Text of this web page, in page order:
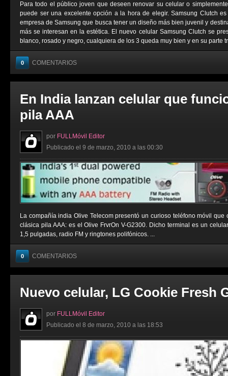
Para todo el público joven que deseen renovar su celular o
puede ser una excelente opción a la hora de elegir. Samsung Clutch
empresa de Samsung que busca tener un diseño más bien juvenil y
más se interesan en la estética. El nuevo celular Samsung Clutch se
blanco, rosado y negro, cualquiera de los 3 queda muy bien y en su parte
0 COMENTARIOS
En India lanzan celular que
pila AAA
por FULLMóvil Editor
Publicado el 9 de marzo, 2010 a las 00:30
La compañía india Olive Telecom presentó un curioso teléfono móvil
clásica pila AAA: es el Olive FrvrOn V-G2300. Dicho terminal es un
1,5 pulgadas, radio FM y ringtones polifónicos. ...
0 COMENTARIOS
Nuevo celular, LG Cookie Fresh
por FULLMóvil Editor
Publicado el 8 de marzo, 2010 a las 18:53